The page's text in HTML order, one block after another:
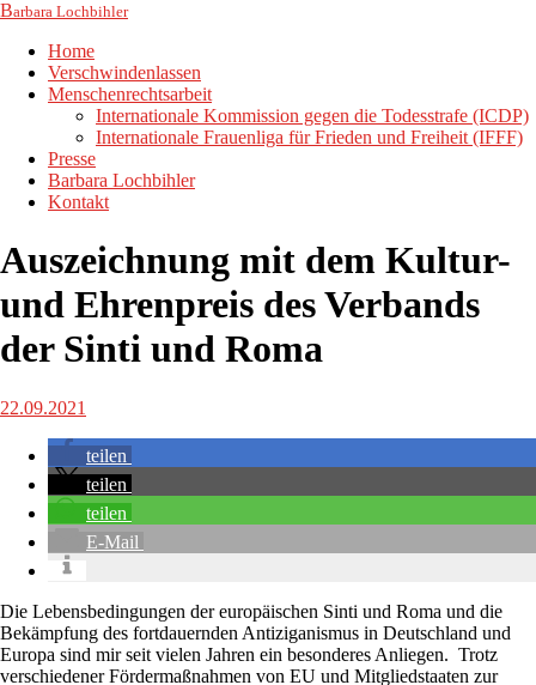
Barbara Lochbihler
Home
Verschwindenlassen
Menschenrechtsarbeit
Internationale Kommission gegen die Todesstrafe (ICDP)
Internationale Frauenliga für Frieden und Freiheit (IFFF)
Presse
Barbara Lochbihler
Kontakt
Auszeichnung mit dem Kultur-
und Ehrenpreis des Verbands
der Sinti und Roma
22.09.2021
teilen
teilen
teilen
E-Mail
Die Lebensbedingungen der europäischen Sinti und Roma und die
Bekämpfung des fortdauernden Antiziganismus in Deutschland und
Europa sind mir seit vielen Jahren ein besonderes Anliegen. Trotz
verschiedener Fördermaßnahmen von EU und Mitgliedstaaten zur